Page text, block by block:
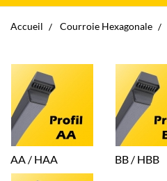
Accueil Courroie Hexagonale
AA / HAA BB / HBB